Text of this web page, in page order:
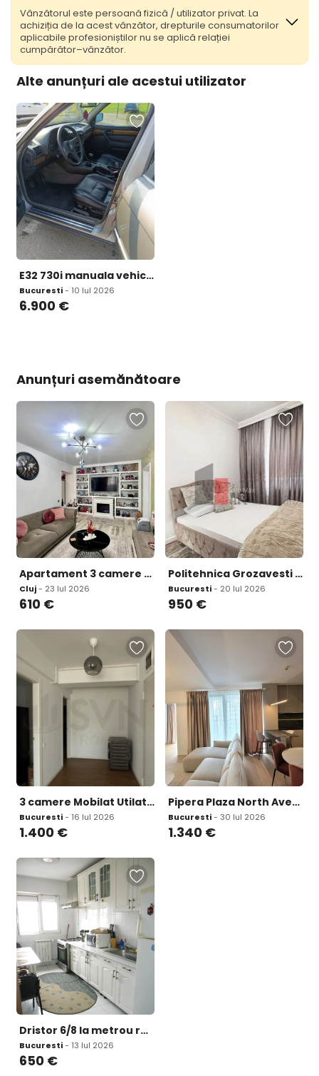
Vânzătorul este persoană fizică / utilizator privat. La
achiziția de la acest vânzător, drepturile consumatorilor
aplicabile profesioniștilor nu se aplică relației
cumpărător–vânzător.
Alte anunțuri ale acestui utilizator
E32 730i manuala vehicul istoric 6 900 eur
Bucuresti- 10 Iul 2026
6.900 €
Anunțuri asemănătoare
Apartament 3 camere decomandat zona Cetatii
Cluj- 23 Iul 2026
610 €
Politehnica Grozavesti Inchiriere apartament 3 camere
Bucuresti- 20 Iul 2026
950 €
3 camere Mobilat Utilat Central Vasile lascar
Bucuresti- 16 Iul 2026
1.400 €
Pipera Plaza North Avenue first rent 3 rooms 2 parking 2 terraces
Bucuresti- 30 Iul 2026
1.340 €
Dristor 6/8 la metrou renovat modern 3 camere
Bucuresti- 13 Iul 2026
650 €